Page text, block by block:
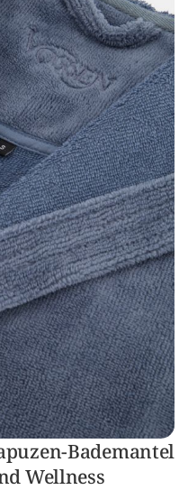
Bademantel
Wellness